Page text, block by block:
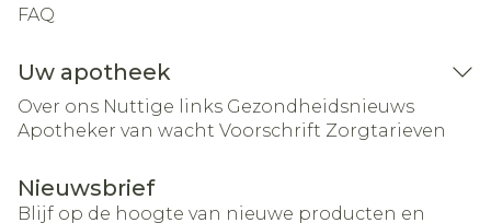
FAQ
Uw apotheek
Over ons Nuttige links Gezondheidsnieuws
Apotheker van wacht Voorschrift Zorgtarieven
Nieuwsbrief
Blijf op de hoogte van nieuwe producten en